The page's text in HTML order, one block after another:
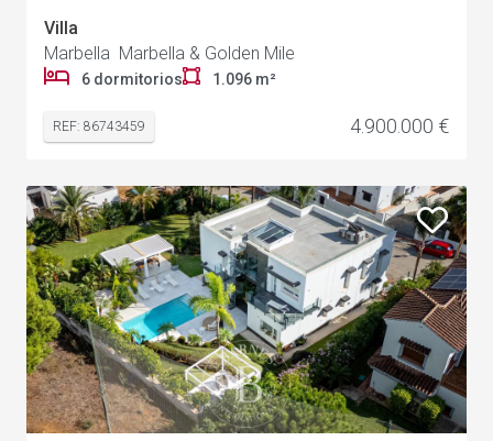
Villa
Marbella Marbella & Golden Mile
6 dormitorios 1.096 m²
REF: 86743459 4.900.000 €